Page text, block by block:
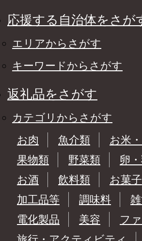
応援する自治体をさが
エリアからさがす
キーワードからさがす
返礼品をさがす
カテゴリからさがす
お肉
魚介類
お米
果物類
野菜類
卵
お酒
飲料類 お菓子
加工品等
調味料
電化製品
美容
フ